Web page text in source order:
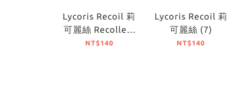
Lycoris Recoil 莉
可麗絲 Recollect
(2)
NT$140
Lycoris Recoil 莉
可麗絲 (7)
NT$140